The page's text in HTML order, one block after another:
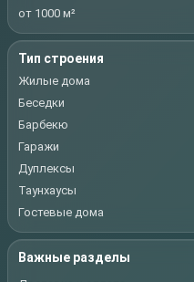
от 1000 м²
Тип строения
Жилые дома
Беседки
Барбекю
Гаражи
Дуплексы
Таунхаусы
Гостевые дома
Важные разделы